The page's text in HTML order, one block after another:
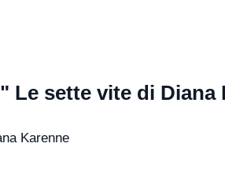
Le sette vite di Diana
Karenne